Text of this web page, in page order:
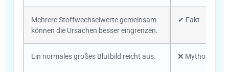
Mehrere Stoffwechselwerte gemeinsam
können die Ursachen besser eingrenzen.
✔ Fakt
Ein normales großes Blutbild reicht aus. ❌ Mythos